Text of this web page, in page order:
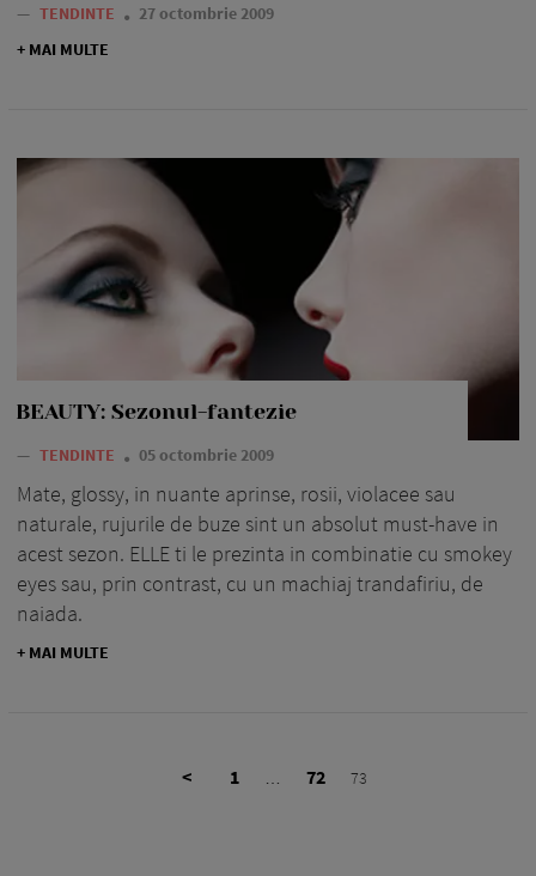
— TENDINTE
27 octombrie 2009
+ MAI MULTE
BEAUTY: Sezonul-fantezie
— TENDINTE 05 octombrie 2009
Mate, glossy, in nuante aprinse, rosii, violacee sau
naturale, rujurile de buze sint un absolut must-have in
acest sezon. ELLE ti le prezinta in combinatie cu smokey
eyes sau, prin contrast, cu un machiaj trandafiriu, de
naiada.
+ MAI MULTE
< 1 … 72 73